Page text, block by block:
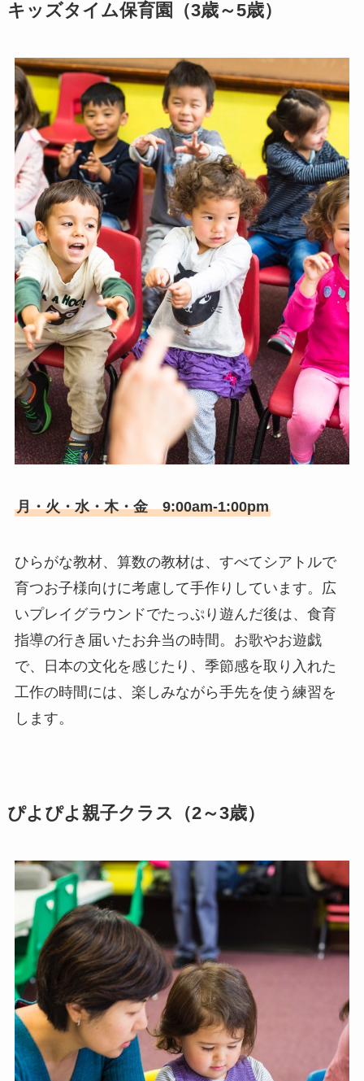
キッズタイム保育園（3歳～5歳）
月・火・水・木・金 9:00am-1:00pm
ひらがな教材、算数の教材は、すべてシアトルで
育つお子様向けに考慮して手作りしています。広
いプレイグラウンドでたっぷり遊んだ後は、食育
指導の行き届いたお弁当の時間。お歌やお遊戯
で、日本の文化を感じたり、季節感を取り入れた
工作の時間には、楽しみながら手先を使う練習を
します。
ぴよぴよ親子クラス（2～3歳）